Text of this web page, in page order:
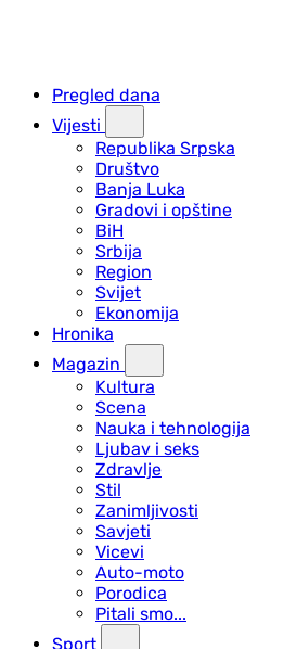
Pregled dana
Vijesti
Republika Srpska
Društvo
Banja Luka
Gradovi i opštine
BiH
Srbija
Region
Svijet
Ekonomija
Hronika
Magazin
Kultura
Scena
Nauka i tehnologija
Ljubav i seks
Zdravlje
Stil
Zanimljivosti
Savjeti
Vicevi
Auto-moto
Porodica
Pitali smo...
Sport